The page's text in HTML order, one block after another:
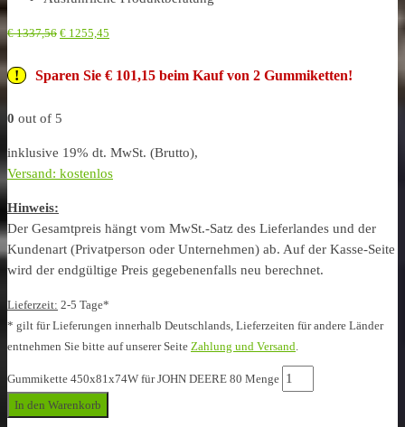
€1337,56 € 1255,45
Sparen Sie € 101,15 beim Kauf von 2 Gummiketten!
0 out of 5
inklusive 19% dt. MwSt. (Brutto),
Versand: kostenlos
Hinweis:
Der Gesamtpreis hängt vom MwSt.-Satz des Lieferlandes und der
Kundenart (Privatperson oder Unternehmen) ab. Auf der Kasse-Seite
wird der endgültige Preis gegebenenfalls neu berechnet.
Lieferzeit: 2-5 Tage*
* gilt für Lieferungen innerhalb Deutschlands, Lieferzeiten für andere Länder
entnehmen Sie bitte auf unserer Seite Zahlung und Versand
Gummikette 450x81x74W für JOHN DEERE 80 Menge
In den Warenkorb